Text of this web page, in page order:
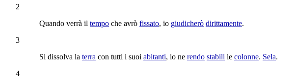
2
Quando verrà il tempo che avrò fissato, io giudicherò dirittamente.
3
Si dissolva la terra con tutti i suoi abitanti, io ne rendo stabili le colonne. Sela.
4